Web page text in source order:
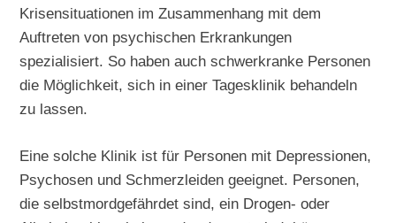
Krisensituationen im Zusammenhang mit dem
Auftreten von psychischen Erkrankungen
spezialisiert. So haben auch schwerkranke Personen
die Möglichkeit, sich in einer Tagesklinik behandeln
zu lassen.
Eine solche Klinik ist für Personen mit Depressionen,
Psychosen und Schmerzleiden geeignet. Personen,
die selbstmordgefährdet sind, ein Drogen- oder